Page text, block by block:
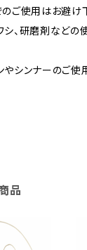
ご使用はお避け
シ、研磨剤など
やシンナーのご使
品